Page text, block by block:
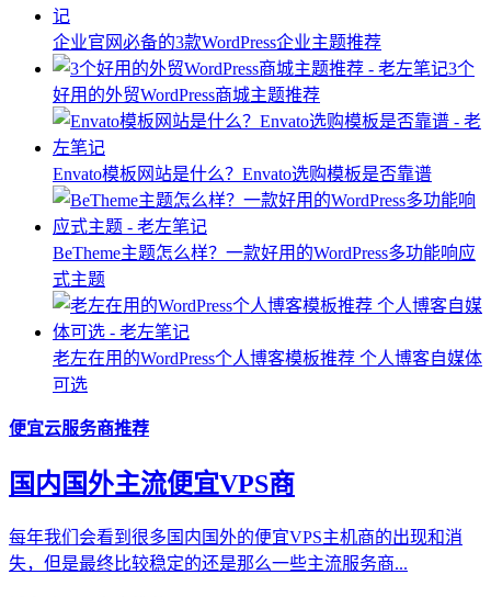
企业官网必备的3款WordPress企业主题推荐
3个
好用的外贸WordPress商城主题推荐
Envato模板网站是什么？Envato选购模板是否靠谱
BeTheme主题怎么样？一款好用的WordPress多功能响应
式主题
老左在用的WordPress个人博客模板推荐 个人博客自媒体
可选
便宜云服务商推荐
国内国外主流便宜VPS商
每年我们会看到很多国内国外的便宜VPS主机商的出现和消
失，但是最终比较稳定的还是那么一些主流服务商...